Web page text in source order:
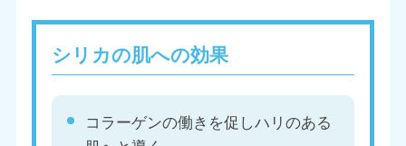
シリカの肌への効果
コラーゲンの働きを促しハリのある